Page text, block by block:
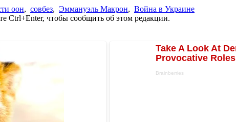
оон, совбез, Эммануэль Макрон, Война в Украине
Ctrl+Enter, чтобы сообщить об этом редакции.